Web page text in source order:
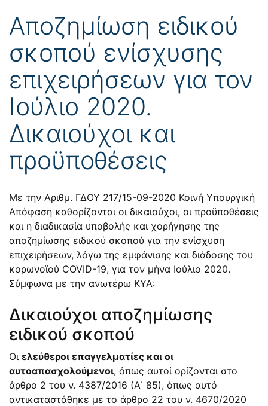
Αποζημίωση ειδικού
σκοπού ενίσχυσης
επιχειρήσεων για τον
Ιούλιο 2020.
Δικαιούχοι και
προϋποθέσεις
Με την Αριθμ. ΓΔΟΥ 217/15-09-2020 Κοινή Υπουργική
Απόφαση καθορίζονται οι δικαιούχοι, οι προϋποθέσεις
και η διαδικασία υποβολής και χορήγησης της
αποζημίωσης ειδικού σκοπού για την ενίσχυση
επιχειρήσεων, λόγω της εμφάνισης και διάδοσης του
κορωνοϊού COVID-19, για τον μήνα Ιούλιο 2020.
Σύμφωνα με την ανωτέρω ΚΥΑ:
Δικαιούχοι αποζημίωσης
ειδικού σκοπού
Οι ελεύθεροι επαγγελματίες και οι
αυτοαπασχολούμενοι, όπως αυτοί ορίζονται στο
άρθρο 2 του ν. 4387/2016 (Α΄ 85), όπως αυτό
αντικαταστάθηκε με το άρθρο 22 του ν. 4670/2020